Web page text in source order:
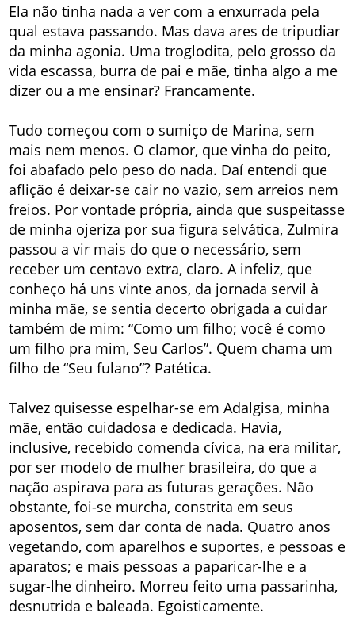
Ela não tinha nada a ver com a enxurrada pela
qual estava passando. Mas dava ares de tripudiar
da minha agonia. Uma troglodita, pelo grosso da
vida escassa, burra de pai e mãe, tinha algo a me
dizer ou a me ensinar? Francamente.
Tudo começou com o sumiço de Marina, sem
mais nem menos. O clamor, que vinha do peito,
foi abafado pelo peso do nada. Daí entendi que
aflição é deixar-se cair no vazio, sem arreios nem
freios. Por vontade própria, ainda que suspeitasse
de minha ojeriza por sua figura selvática, Zulmira
passou a vir mais do que o necessário, sem
receber um centavo extra, claro. A infeliz, que
conheço há uns vinte anos, da jornada servil à
minha mãe, se sentia decerto obrigada a cuidar
também de mim: “Como um filho; você é como
um filho pra mim, Seu Carlos”. Quem chama um
filho de “Seu fulano”? Patética.
Talvez quisesse espelhar-se em Adalgisa, minha
mãe, então cuidadosa e dedicada. Havia,
inclusive, recebido comenda cívica, na era militar,
por ser modelo de mulher brasileira, do que a
nação aspirava para as futuras gerações. Não
obstante, foi-se murcha, constrita em seus
aposentos, sem dar conta de nada. Quatro anos
vegetando, com aparelhos e suportes, e pessoas e
aparatos; e mais pessoas a paparicar-lhe e a
sugar-lhe dinheiro. Morreu feito uma passarinha,
desnutrida e baleada. Egoisticamente.